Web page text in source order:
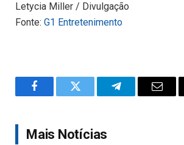
Letycia Miller / Divulgação
Fonte: G1 Entretenimento
FacebookTwitter TelegramEmail
Mais Notícias